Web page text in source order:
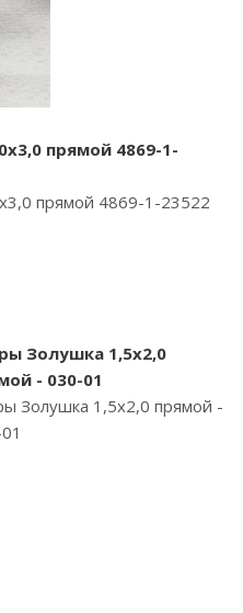
прямой 4869-1-
прямой 4869-1-23522
Золушка 1,5х2,0
- 030-01
Золушка 1,5х2,0 прямой -